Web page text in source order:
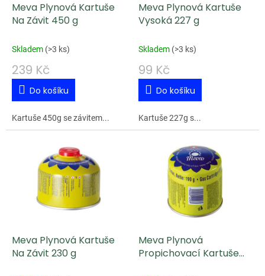
o
d
u
k
ů
Meva Plynová Kartuše
Na Závit 450 g
Skladem (>3 ks)
239 Kč
Do košíku
Kartuše 450g se závitem...
Meva Plynová Kartuše
Vysoká 227 g
Skladem (>3 ks)
99 Kč
Do košíku
Kartuše 227g s...
Meva Plynová Kartuše
Na Závit 230 g
Meva Plynová
Propichovací Kartuše